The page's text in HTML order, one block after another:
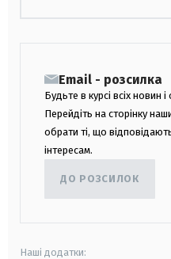
Email - розсилка
Будьте в курсі всіх новин
Перейдіть на сторінку
обрати ті, що
інтересам.
ДО РОЗСИЛОК
Наші додатки: